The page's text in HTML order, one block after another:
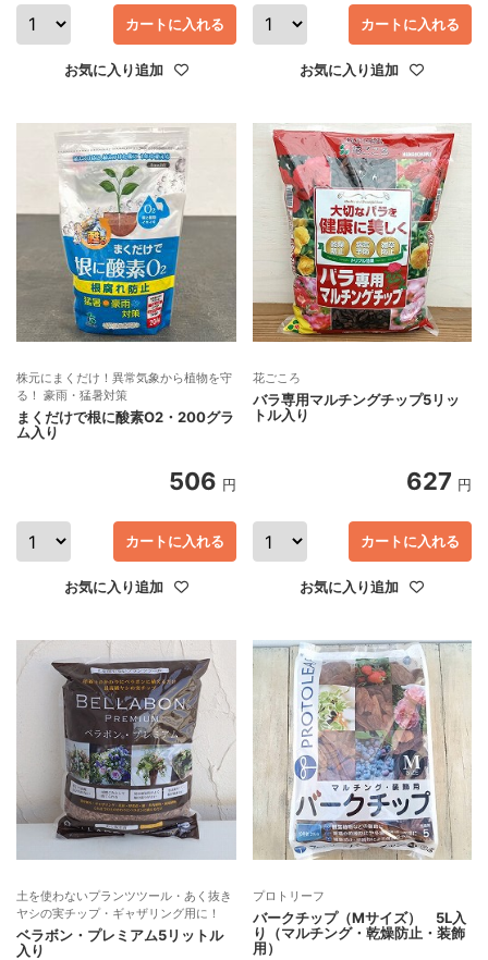
カートに入れる
お気に入り追加
カートに入れる
お気に入り追加
株元にまくだけ！異常気象から植物を守
る！ 豪雨・猛暑対策
まくだけで根に酸素O2・200グラ
ム入り
506 円
カートに入れる
お気に入り追加
花ごころ
バラ専用マルチングチップ5リッ
トル入り
627 円
カートに入れる
お気に入り追加
土を使わないプランツツール・あく抜き
ヤシの実チップ・ギャザリング用に！
ベラボン・プレミアム5リットル
入り
プロトリーフ
バークチップ（Mサイズ） 5L入
り（マルチング・乾燥防止・装飾
用）